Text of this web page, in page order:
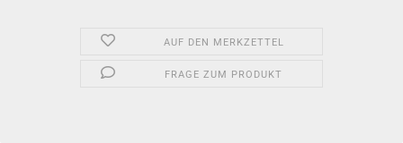
AUF DEN MERKZETTEL
FRAGE ZUM PRODUKT